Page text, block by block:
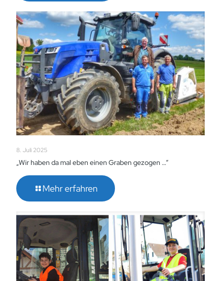
8. Juli 2025
„Wir haben da mal eben einen Graben gezogen …“
Mehr erfahren